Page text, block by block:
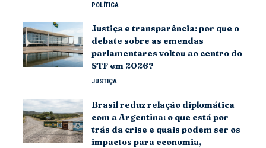
POLÍTICA
Justiça e transparência: por que o
debate sobre as emendas
parlamentares voltou ao centro do
STF em 2026?
JUSTIÇA
Brasil reduz relação diplomática
com a Argentina: o que está por
trás da crise e quais podem ser os
impactos para economia,